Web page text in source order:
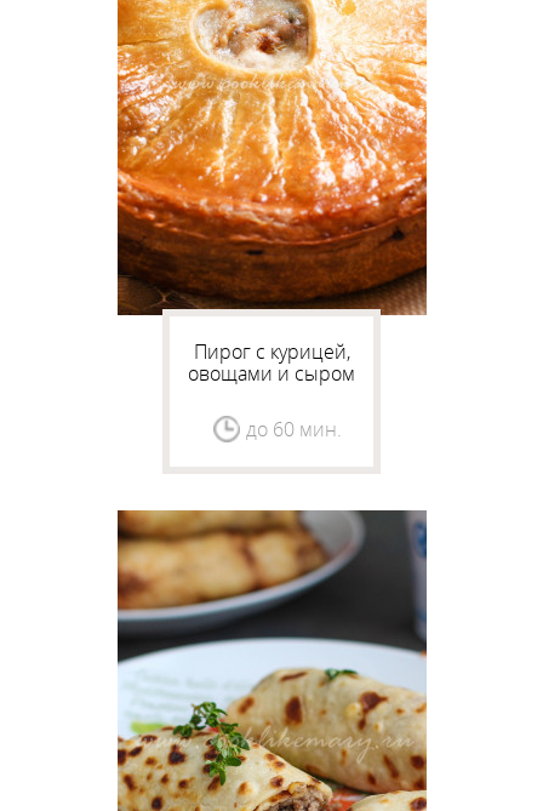
Пирог с курицей,
овощами и сыром
до 60 мин.